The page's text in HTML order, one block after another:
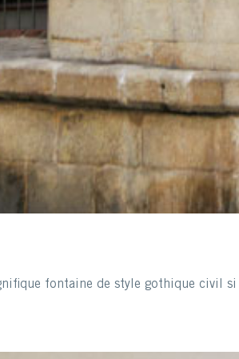
fontaine de style gothique civil